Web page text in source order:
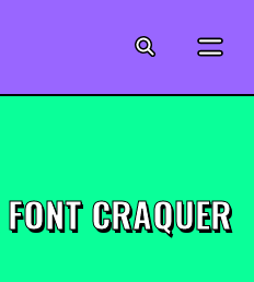
CRAQUER